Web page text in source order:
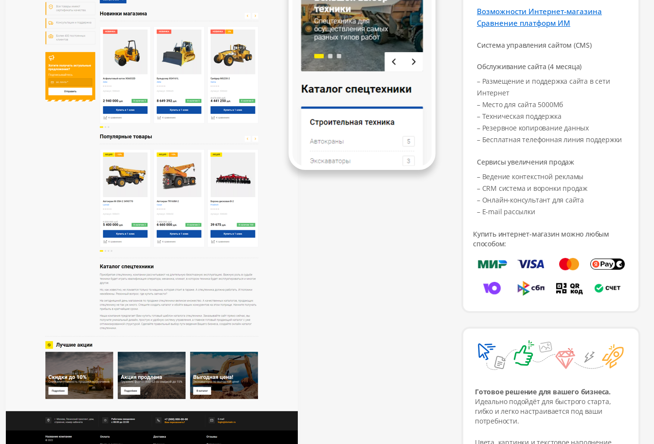
Возможности Интернет-магазина
Сравнение платформ ИМ
Система управления сайтом (CMS)
Обслуживание сайта (4 месяца)
– Размещение и поддержка сайта в сети
Интернет
– Место для сайта 5000Мб
– Техническая поддержка
– Резервное копирование данных
– Бесплатная телефонная линия поддержки
Сервисы увеличения продаж
– Ведение контекстной рекламы
– CRM система и воронки продаж
– Онлайн-консультант для сайта
– E-mail рассылки
Купить интернет-магазин можно любым
способом:
Готовое решение для вашего бизнеса.
Идеально подойдёт для быстрого старта,
гибко и легко настраивается под ваши
потребности.
Цвета, картинки и текстовое наполнение